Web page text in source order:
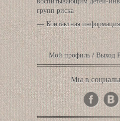
групп риска
Контактная информация
Мой профиль/Выход
Мы в